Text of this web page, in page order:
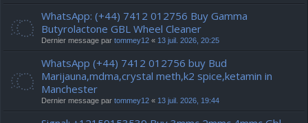
WhatsApp: (+44) 7412 012756 Buy Gamma
Butyrolactone GBL Wheel Cleaner
Dernier message par tommey12 « 13 juil. 2026, 20:25
WhatsApp (+44) 7412 012756 buy Bud
Marijauna,mdma,crystal meth,k2 spice,ketamin in
Manchester
Dernier message par tommey12 « 13 juil. 2026, 19:44